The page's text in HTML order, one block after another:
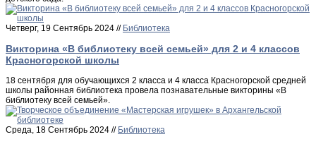
Четверг, 19 Сентябрь 2024 // Библиотека
Викторина «В библиотеку всей семьей» для 2 и 4 классов
Красногорской школы
18 сентября для обучающихся 2 класса и 4 класса Красногорской средней
школы районная библиотека провела познавательные викторины «В
библиотеку всей семьей».
Среда, 18 Сентябрь 2024 // Библиотека